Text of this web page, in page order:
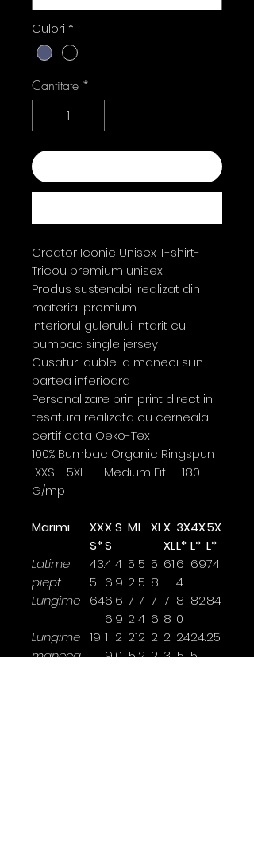
Culori *
Cantitate *
Creator Iconic Unisex T-shirt-
Tricou premium unisex
Produs sustenabil realizat din
material premium
Interiorul gulerului intarit cu
bumbac single jersey
Cusaturi duble la maneci si in
partea inferioara
Personalizare prin print direct in
tesatura realizata cu cerneala
certificata Oeko-Tex
100% Bumbac Organic Ringspun
XXS - 5XL Medium Fit 180
G/mp
Marimi
XX
S*
X
S
S ML XLX
XL
3X
L*
4X
L*
5X
L*
Latime
piept
43.
5
4
6
4
9
5
2
5
5
5
8
616
4
6974
Lungime 646
6
6
9
7
2
7
4
7
6
7
8
8
0
8284
Lungime
maneca
19 1
9.
2
0.
21
.5
2
2.
2
2.
2
3.
24
.5
24.
5
25